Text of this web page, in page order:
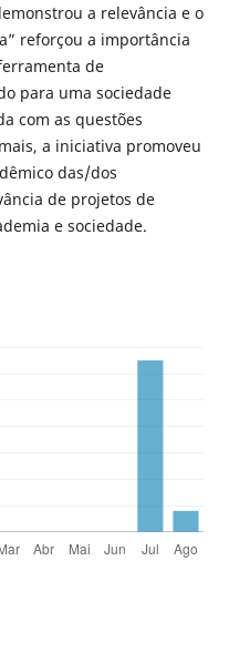
a relevância e o
reforçou a importância
de
para uma sociedade
com as questões
a iniciativa promoveu
das/dos
de projetos de
e sociedade.